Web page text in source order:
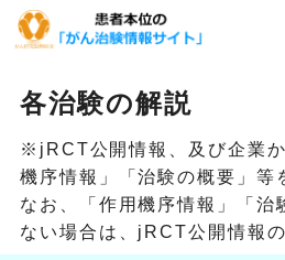
各治験の解説
※jRCT公開情報、及び企業
機序情報」「治験の概要」等
なお、「作用機序情報」「治
ない場合は、jRCT公開情報